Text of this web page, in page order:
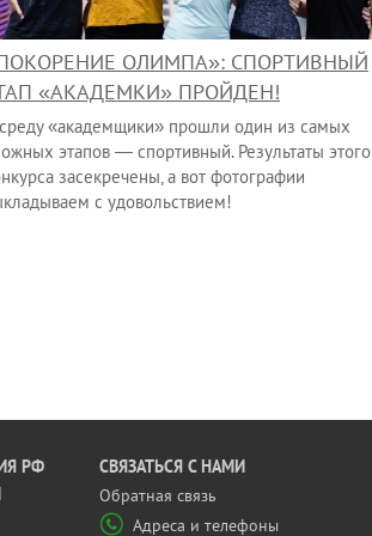
ОЛИМПА»: СПОРТИВНЫЙ
«АКАДЕМКИ» ПРОЙДЕН!
«академщики» прошли один из самых
этапов — спортивный. Результаты этого
засекречены, а вот фотографии
с удовольствием!
РФ
CВЯЗАТЬСЯ С НАМИ
Обратная связь
Адреса и телефоны